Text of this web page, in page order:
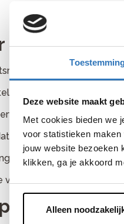
Deze website maakt
Met cookies bieden we
voor statistieken maken
jouw website bezoeken
klikken, ga je akkoord
Alleen
kun je bij
ben je welkom
— goed afgestelde
(e-bike) — een
fiets — met actuele
— een versleten
vervangen — een defect
in